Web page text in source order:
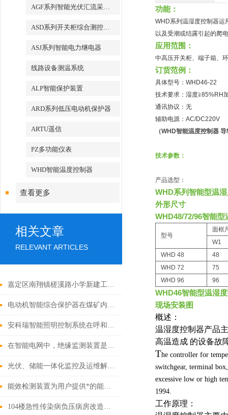
AGF系列智能光伏汇流采集装置
ASD系列开关柜综合测控装置
ASJ系列智能电力继电器
线路设备测温系统
ALP智能保护装置
ARD系列低压电动机保护器
ARTU遥信
PZ多功能仪表
WHD智能温度控制器
查看更多
相关文章
RELEVANT ARTICLES
嘉定区南翔镇槎溪路小学新建工程电力监控系统的设计与应用
电动机智能综合保护器在煤矿内的应用分析
安科瑞智能照明控制系统在呼和浩特东岸国际的设计与应用
在智能电网中，绝缘监测装置是如何与其他设备协同工作的？
光伏、储能一体化监控及运维解决方案
能效检测装置为用户提供*的能源管理解决方案
104楼急性传染病负压病房改造工程应急疏散指示系统的研究与应用
功能：
WHD系列温湿度控制器运
以及受潮或结露引起的爬
应用范围：
中高压开关柜、端子箱、
订货范例：
具体型号：WHD46-22
技术要求：湿度≧85%RH
通讯协议：无
辅助电源：AC/DC220V
（WHD智能温度控制器 导
技术参数：
产品选型：
WHD系列智能型温
外形尺寸
WHD48/72/96智能型
型号
面框
W1
WHD 48
48
WHD 72
75
WHD 96
96
WHD46智能型温湿
现场安装图
概述：
温湿度控制器产品
高温造成 的设备故
The controller for
switchgear, terminal
excessive low or high
1994.
工作原理：